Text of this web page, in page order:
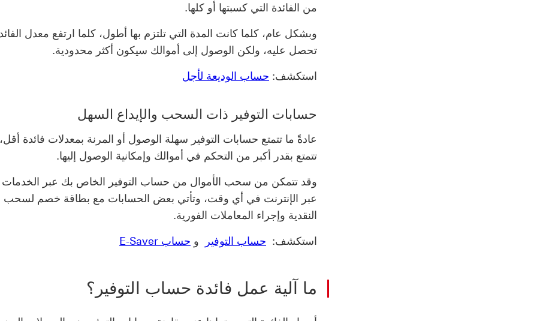
من الفائدة التي كسبتها أو كلها.
وبشكل عام، كلما كانت المدة التي تلتزم بها أطول، كلما ارتفع معدل
تحصل عليه، ولكن الوصول إلى أموالك سيكون أكثر محدودية.
استكشف: حساب الوديعة لأجل
حسابات التوفير ذات السحب والإيداع السهل
عادةً ما تتمتع حسابات التوفير سهلة الوصول أو المرنة بمعدلات فائدة
تتمتع بقدر أكبر من التحكم في أموالك وإمكانية الوصول إليها.
وقد تتمكن من سحب الأموال من حساب التوفير الخاص بك عبر الخدمات
عبر الإنترنت في أي وقت، وتأتي بعض الحسابات مع بطاقة خصم لسحب
النقدية وإجراء المعاملات الفورية.
استكشف: حساب التوفير و حساب E-Saver
ما آلية عمل فائدة حساب التوفير؟